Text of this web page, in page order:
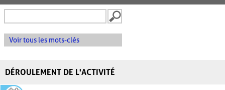
Voir tous les mots-clés
DÉROULEMENT DE L'ACTIVITÉ